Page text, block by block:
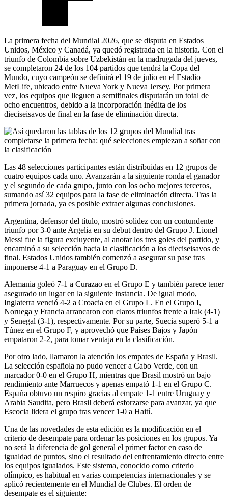
La primera fecha del Mundial 2026, que se disputa en Estados
Unidos, México y Canadá, ya quedó registrada en la historia. Con el
triunfo de Colombia sobre Uzbekistán en la madrugada del jueves,
se completaron 24 de los 104 partidos que tendrá la Copa del
Mundo, cuyo campeón se definirá el 19 de julio en el Estadio
MetLife, ubicado entre Nueva York y Nueva Jersey. Por primera
vez, los equipos que lleguen a semifinales disputarán un total de
ocho encuentros, debido a la incorporación inédita de los
dieciseisavos de final en la fase de eliminación directa.
Las 48 selecciones participantes están distribuidas en 12 grupos de
cuatro equipos cada uno. Avanzarán a la siguiente ronda el ganador
y el segundo de cada grupo, junto con los ocho mejores terceros,
sumando así 32 equipos para la fase de eliminación directa. Tras la
primera jornada, ya es posible extraer algunas conclusiones.
Argentina, defensor del título, mostró solidez con un contundente
triunfo por 3-0 ante Argelia en su debut dentro del Grupo J. Lionel
Messi fue la figura excluyente, al anotar los tres goles del partido, y
encaminó a su selección hacia la clasificación a los dieciseisavos de
final. Estados Unidos también comenzó a asegurar su pase tras
imponerse 4-1 a Paraguay en el Grupo D.
Alemania goleó 7-1 a Curazao en el Grupo E y también parece tener
asegurado un lugar en la siguiente instancia. De igual modo,
Inglaterra venció 4-2 a Croacia en el Grupo L. En el Grupo I,
Noruega y Francia arrancaron con claros triunfos frente a Irak (4-1)
y Senegal (3-1), respectivamente. Por su parte, Suecia superó 5-1 a
Túnez en el Grupo F, y aprovechó que Países Bajos y Japón
empataron 2-2, para tomar ventaja en la clasificación.
Por otro lado, llamaron la atención los empates de España y Brasil.
La selección española no pudo vencer a Cabo Verde, con un
marcador 0-0 en el Grupo H, mientras que Brasil mostró un bajo
rendimiento ante Marruecos y apenas empató 1-1 en el Grupo C.
España obtuvo un respiro gracias al empate 1-1 entre Uruguay y
Arabia Saudita, pero Brasil deberá esforzarse para avanzar, ya que
Escocia lidera el grupo tras vencer 1-0 a Haití.
Una de las novedades de esta edición es la modificación en el
criterio de desempate para ordenar las posiciones en los grupos. Ya
no será la diferencia de gol general el primer factor en caso de
igualdad de puntos, sino el resultado del enfrentamiento directo entre
los equipos igualados. Este sistema, conocido como criterio
olímpico, es habitual en varias competencias internacionales y se
aplicó recientemente en el Mundial de Clubes. El orden de
desempate es el siguiente: